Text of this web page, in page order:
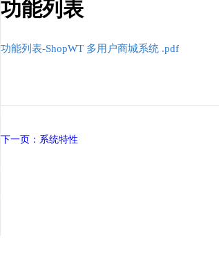
功能列表
功能列表-ShopWT 多用户商城系统 .pdf
下一页：系统特性